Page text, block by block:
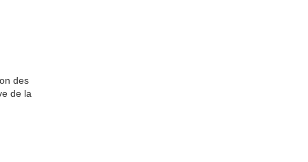
des
de la